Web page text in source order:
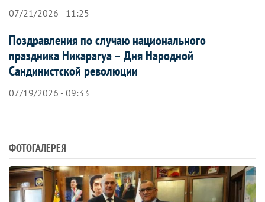
07/21/2026 - 11:25
Поздравления по случаю национального
праздника Никарагуа – Дня Народной
Сандинистской революции
07/19/2026 - 09:33
ФОТОГАЛЕРЕЯ